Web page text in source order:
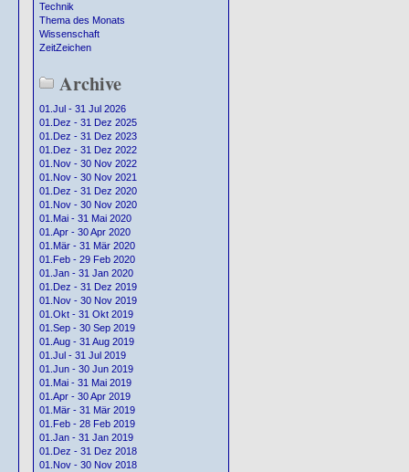
Technik
Thema des Monats
Wissenschaft
ZeitZeichen
Archive
01.Jul - 31 Jul 2026
01.Dez - 31 Dez 2025
01.Dez - 31 Dez 2023
01.Dez - 31 Dez 2022
01.Nov - 30 Nov 2022
01.Nov - 30 Nov 2021
01.Dez - 31 Dez 2020
01.Nov - 30 Nov 2020
01.Mai - 31 Mai 2020
01.Apr - 30 Apr 2020
01.Mär - 31 Mär 2020
01.Feb - 29 Feb 2020
01.Jan - 31 Jan 2020
01.Dez - 31 Dez 2019
01.Nov - 30 Nov 2019
01.Okt - 31 Okt 2019
01.Sep - 30 Sep 2019
01.Aug - 31 Aug 2019
01.Jul - 31 Jul 2019
01.Jun - 30 Jun 2019
01.Mai - 31 Mai 2019
01.Apr - 30 Apr 2019
01.Mär - 31 Mär 2019
01.Feb - 28 Feb 2019
01.Jan - 31 Jan 2019
01.Dez - 31 Dez 2018
01.Nov - 30 Nov 2018